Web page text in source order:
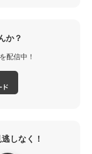
か？
配信中！
しなく！